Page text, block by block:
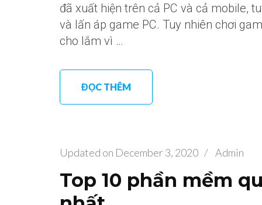
đã xuất hiện trên cả PC và cả mobile,
và lấn áp game PC. Tuy nhiên chơi
cho lắm vì …
ĐỌC THÊM
Updated on December 3, 2020 / Admin
Top 10 phần mềm